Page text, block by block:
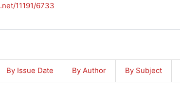
11191/6733
By Issue Date By Author By Subject